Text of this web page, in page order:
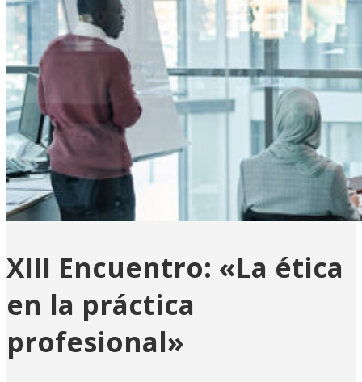
XIII Encuentro: «La ética
en la práctica
profesional»